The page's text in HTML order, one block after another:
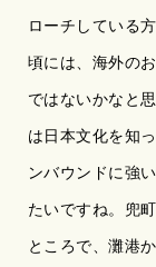
ローチしている
頃には、海外の
ではないかなと
は日本文化を知
ンバウンドに強
たいですね。兜
ところで、灘港